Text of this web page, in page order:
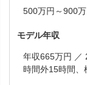
500万円～900万
モデル年収
年収665万円 ／ 28歳 導入SE職 経験5年 ／ 扶養家族なし、
時間外15時間、